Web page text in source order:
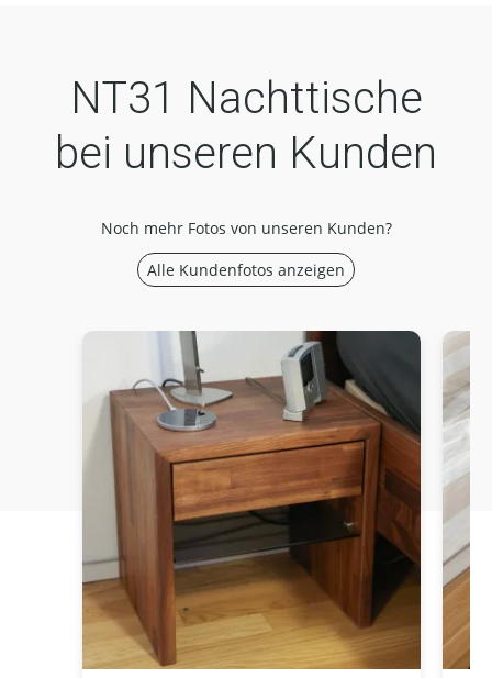
NT31 Nachttische
bei unseren Kunden
Noch mehr Fotos von unseren Kunden?
Alle Kundenfotos anzeigen